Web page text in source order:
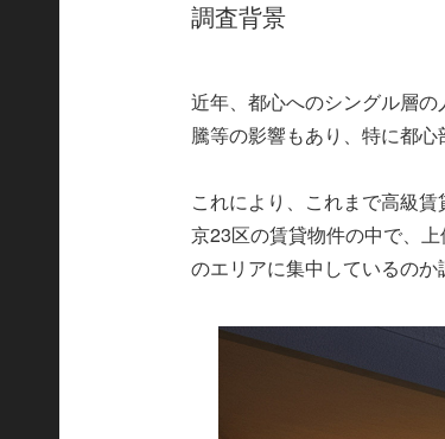
調査背景
近年、都心へのシングル層
騰等の影響もあり、特に都心
これにより、これまで高級
京23区の賃貸物件の中で、
のエリアに集中しているのか